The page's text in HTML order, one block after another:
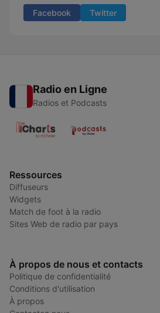
Facebook Twitter
Radio en Ligne
Radios et Podcasts
Ressources
Diffuseurs
Widgets
Match de foot à la radio
Sites Web de radio par pays
À propos de nous et contacts
Politique de confidentialité
Conditions d'utilisation
À propos